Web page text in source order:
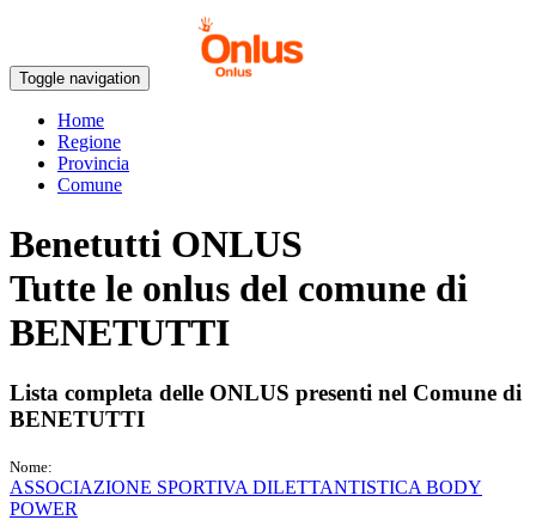
Toggle navigation
Home
Regione
Provincia
Comune
Benetutti ONLUS
Tutte le onlus del comune di
BENETUTTI
Lista completa delle ONLUS presenti nel Comune di
BENETUTTI
Nome:
ASSOCIAZIONE SPORTIVA DILETTANTISTICA BODY
POWER